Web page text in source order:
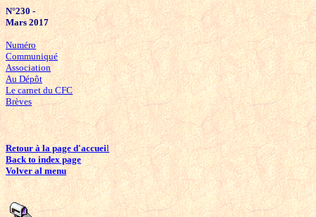
N°230 -
Mars 2017
Numéro
Communiqué
Association
Au Dépôt
Le carnet du CFC
Brèves
Retour à la page d'accueil
Back to index page
Volver al menu